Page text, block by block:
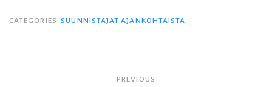
CATEGORIES SUUNNISTAJAT AJANKOHTAISTA
PREVIOUS